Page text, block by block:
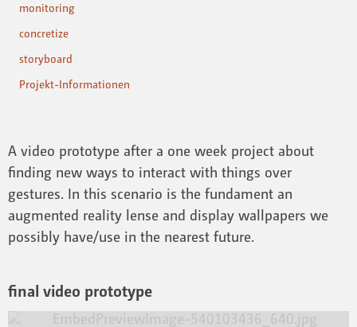
monitoring
concretize
storyboard
Projekt-Informationen
A video prototype after a one week project about
finding new ways to interact with things over
gestures. In this scenario is the fundament an
augmented reality lense and display wallpapers we
possibly have/use in the nearest future.
final video prototype